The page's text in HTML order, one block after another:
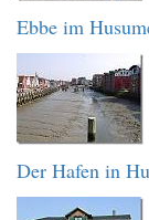
Ebbe im
Der Hafen in